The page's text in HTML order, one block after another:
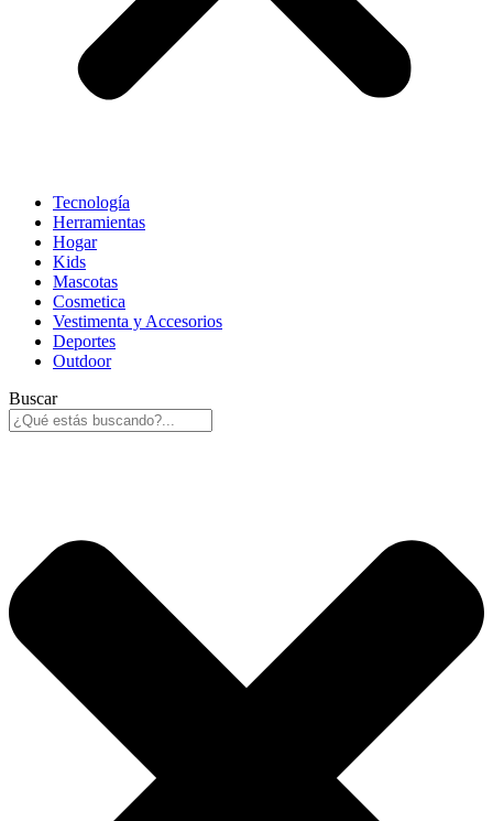
Tecnología
Herramientas
Hogar
Kids
Mascotas
Cosmetica
Vestimenta y Accesorios
Deportes
Outdoor
Buscar